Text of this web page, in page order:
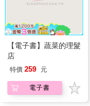
【電子書】蔬菜的理髮
店
特價 259 元
電子書